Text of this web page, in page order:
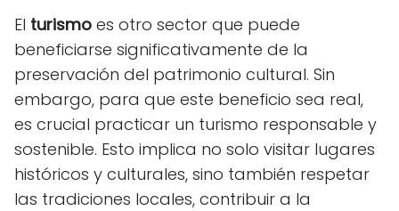
El turismo es otro sector que puede
beneficiarse significativamente de la
preservación del patrimonio cultural. Sin
embargo, para que este beneficio sea real,
es crucial practicar un turismo responsable y
sostenible. Esto implica no solo visitar lugares
históricos y culturales, sino también respetar
las tradiciones locales, contribuir a la